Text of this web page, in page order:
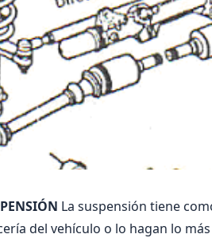
La suspensión tiene
del vehí­culo o lo hagan lo